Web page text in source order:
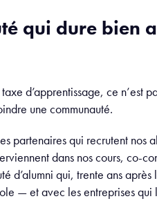
qui dure bien
d’apprentissage, ce n’est
une communauté.
partenaires qui recrutent nos
dans nos cours, co-
d’alumni qui, trente ans
— et avec les entreprises qui